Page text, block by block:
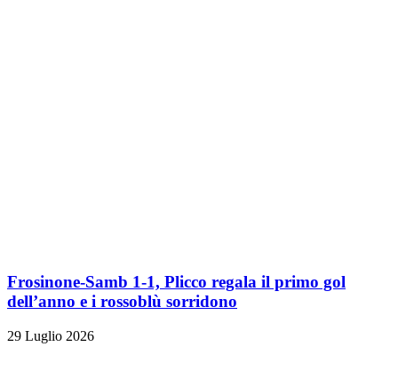
Frosinone-Samb 1-1, Plicco regala il primo gol
dell’anno e i rossoblù sorridono
29 Luglio 2026